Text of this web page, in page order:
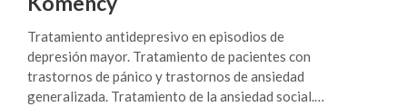
relacionados con la conducta disociadora. Niños:
Tratamiento en niños mayores de 5 años, con
trastornos de la conducta y otros desórdenes
relacionados a la conducta disociada.
Tratamiento del autismo en niños y adolescentes.
Tratamiento antidepresivo en episodios de
depresión mayor. Tratamiento de pacientes con
trastornos de pánico y trastornos de ansiedad
generalizada. Tratamiento de la ansiedad social.